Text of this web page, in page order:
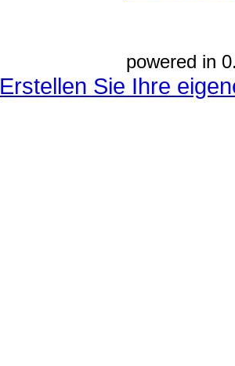
powered in
Erstellen Sie Ihre